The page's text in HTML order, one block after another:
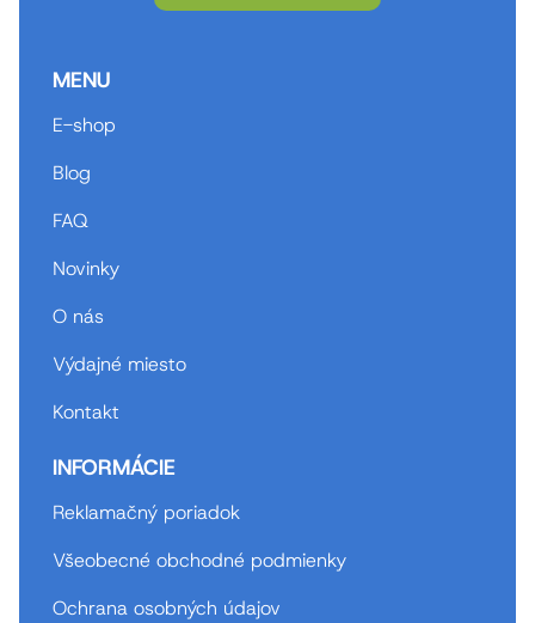
MENU
E-shop
Blog
FAQ
Novinky
O nás
Výdajné miesto
Kontakt
INFORMÁCIE
Reklamačný poriadok
Všeobecné obchodné podmienky
Ochrana osobných údajov